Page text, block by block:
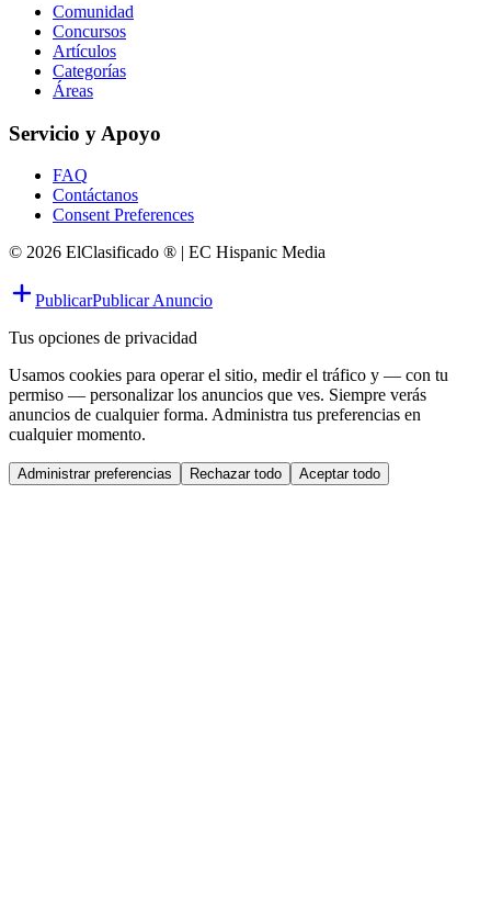
Comunidad
Concursos
Artículos
Categorías
Áreas
Servicio y Apoyo
FAQ
Contáctanos
Consent Preferences
© 2026 ElClasificado ® | EC Hispanic Media
PublicarPublicar Anuncio
Tus opciones de privacidad
Usamos cookies para operar el sitio, medir el tráfico y — con tu
permiso — personalizar los anuncios que ves. Siempre verás
anuncios de cualquier forma. Administra tus preferencias en
cualquier momento.
Administrar preferencias Rechazar todo Aceptar todo